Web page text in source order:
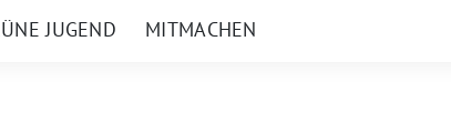
JUGEND MITMACHEN